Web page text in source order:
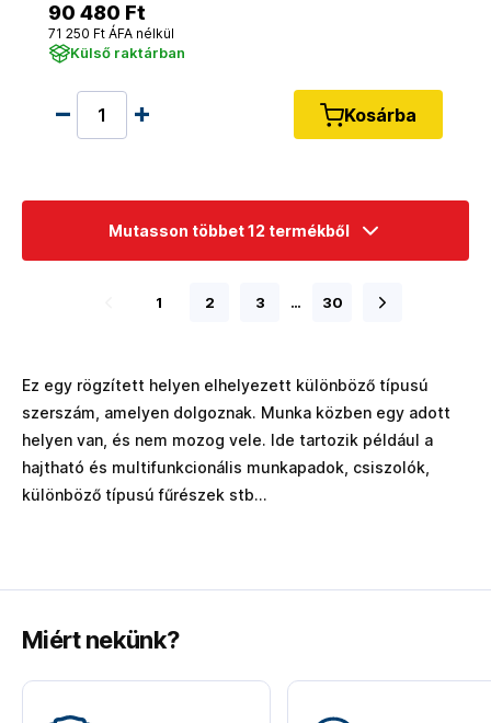
90 480 Ft
71 250 Ft ÁFA nélkül
Külső raktárban
Kosárba
Mutasson többet 12 termékből
1 2 3 … 30
Ez egy rögzített helyen elhelyezett különböző típusú
szerszám, amelyen dolgoznak. Munka közben egy adott
helyen van, és nem mozog vele. Ide tartozik például a
hajtható és multifunkcionális munkapadok, csiszolók,
különböző típusú fűrészek stb...
Miért nekünk?